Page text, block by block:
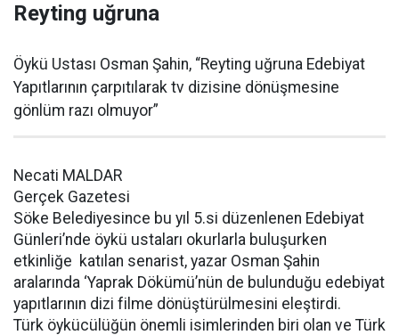
Reyting uğruna
Öykü Ustası Osman Şahin, “Reyting uğruna Edebiyat
Yapıtlarının çarpıtılarak tv dizisine dönüşmesine
gönlüm razı olmuyor”
Necati MALDAR
Gerçek Gazetesi
Söke Belediyesince bu yıl 5.si düzenlenen Edebiyat
Günleri’nde öykü ustaları okurlarla buluşurken
etkinliğe katılan senarist, yazar Osman Şahin
aralarında ‘Yaprak Dökümü’nün de bulunduğu edebiyat
yapıtlarının dizi filme dönüştürülmesini eleştirdi.
Türk öykücülüğün önemli isimlerinden biri olan ve Türk